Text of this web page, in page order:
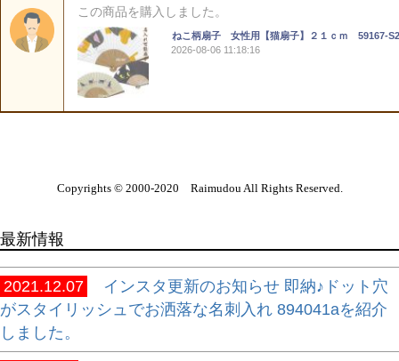
Copyrights © 2000-2020 Raimudou All Rights Reserved.
最新情報
2021.12.07
インスタ更新のお知らせ 即納♪ドット穴
がスタイリッシュでお洒落な名刺入れ 894041aを紹介
しました。